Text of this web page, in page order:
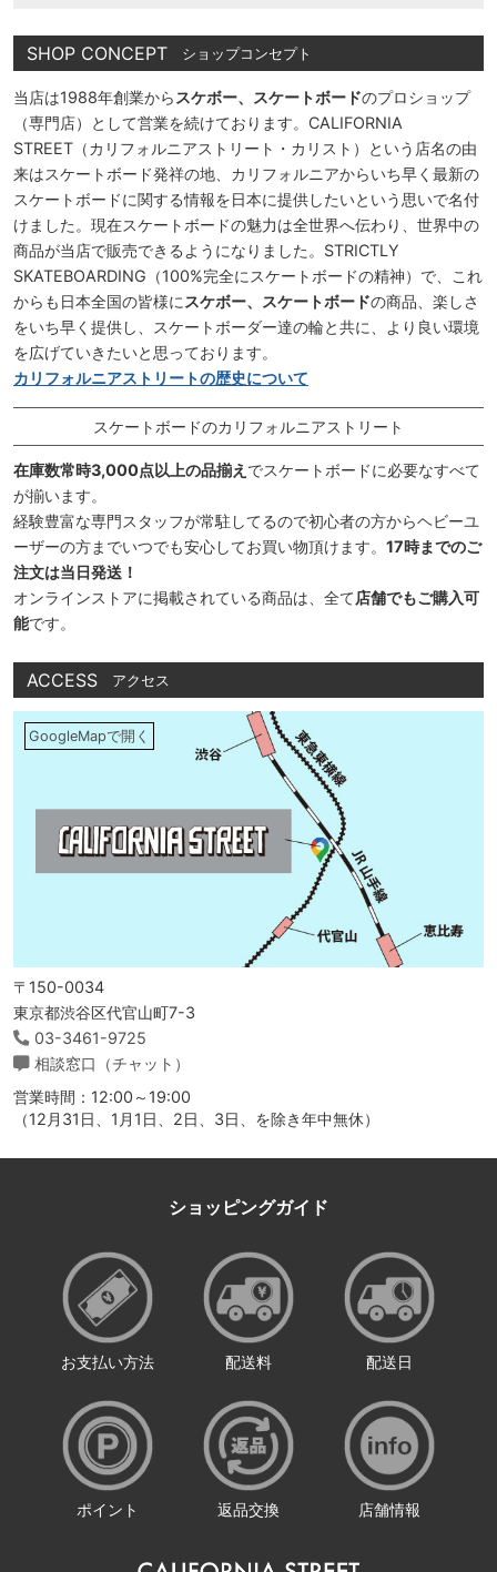
SHOP CONCEPT ショップコンセプト
当店は1988年創業から スケボー、スケートボードのプロショップ
（専門店）として営業を続けております。CALIFORNIA
STREET（カリフォルニアストリート・カリスト）という店名の由
来はスケートボード発祥の地、カリフォルニアからいち早く最新の
スケートボードに関する情報を日本に提供したいという思いで名付
けました。現在スケートボードの魅力は全世界へ伝わり、世界中の
商品が当店で販売できるようになりました。STRICTLY
SKATEBOARDING（100%完全にスケートボードの精神）で、これ
からも日本全国の皆様に スケボー、スケートボードの商品、楽しさ
をいち早く提供し、スケートボーダー達の輪と共に、より良い環境
を広げていきたいと思っております。
カリフォルニアストリートの歴史について
スケートボードのカリフォルニアストリート
在庫数常時3,000点以上の品揃え でスケートボードに必要なすべて
が揃います。
経験豊富な専門スタッフが常駐してるので初心者の方からヘビーユ
ーザーの方までいつでも安心してお買い物頂けます。 17時までのご
注文は当日発送！
オンラインストアに掲載されている商品は、全て店舗でもご購入可
能です。
ACCESS アクセス
GoogleMapで開く
〒150-0034
東京都渋谷区代官山町7-3
03-3461-9725
相談窓口（チャット）
営業時間：12:00～19:00
（12月31日、1月1日、2日、3日、を除き年中無休）
ショッピングガイド
お支払い方法 配送料 配送日
ポイント 返品交換 店舗情報